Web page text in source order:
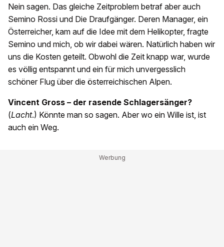
Nein sagen. Das gleiche Zeitproblem betraf aber auch
Semino Rossi und Die Draufgänger. Deren Manager, ein
Österreicher, kam auf die Idee mit dem Helikopter, fragte
Semino und mich, ob wir dabei wären. Natürlich haben wir
uns die Kosten geteilt. Obwohl die Zeit knapp war, wurde
es völlig entspannt und ein für mich unvergesslich
schöner Flug über die österreichischen Alpen.
Vincent Gross – der rasende Schlagersänger?
(Lacht.) Könnte man so sagen. Aber wo ein Wille ist, ist
auch ein Weg.